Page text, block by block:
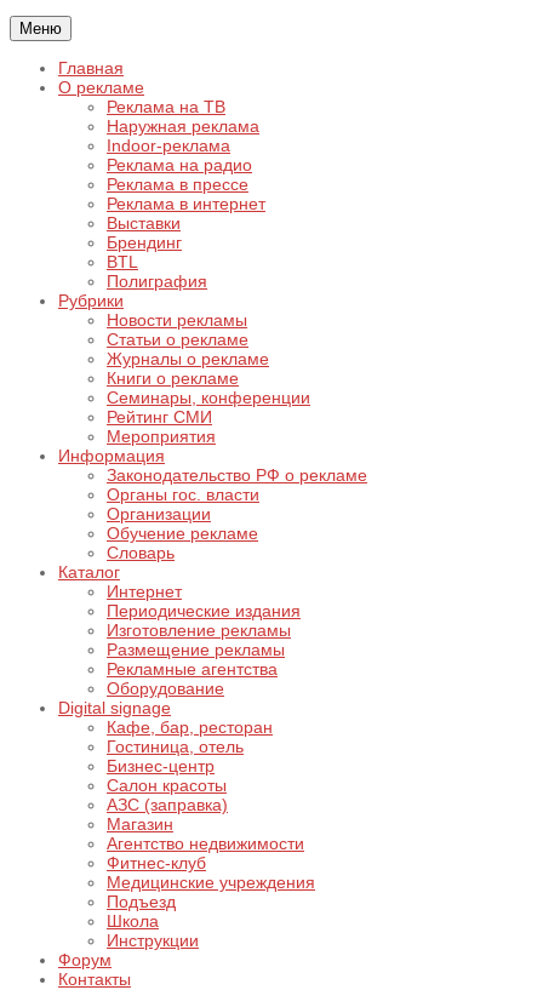
Меню
Главная
О рекламе
Реклама на ТВ
Наружная реклама
Indoor-реклама
Реклама на радио
Реклама в прессе
Реклама в интернет
Выставки
Брендинг
BTL
Полиграфия
Рубрики
Новости рекламы
Статьи о рекламе
Журналы о рекламе
Книги о рекламе
Семинары, конференции
Рейтинг СМИ
Мероприятия
Информация
Законодательство РФ о рекламе
Органы гос. власти
Организации
Обучение рекламе
Словарь
Каталог
Интернет
Периодические издания
Изготовление рекламы
Размещение рекламы
Рекламные агентства
Оборудование
Digital signage
Кафе, бар, ресторан
Гостиница, отель
Бизнес-центр
Салон красоты
АЗС (заправка)
Магазин
Агентство недвижимости
Фитнес-клуб
Медицинские учреждения
Подъезд
Школа
Инструкции
Форум
Контакты